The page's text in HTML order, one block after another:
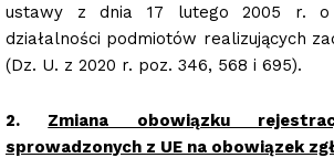
ustawy z dnia 17 lutego 2005 r. o
działalności podmiotów realizujących
(Dz. U. z 2020 r. poz. 346, 568 i 695).
2. Zmiana obowiązku
sprowadzonych z UE na obowiązek